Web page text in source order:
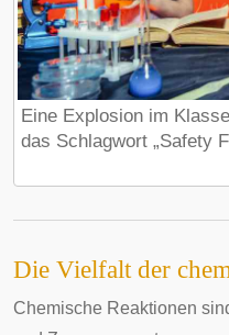
Eine Explosion im
das Schlagwort „Safety
Die Vielfalt der
Chemische Reaktionen